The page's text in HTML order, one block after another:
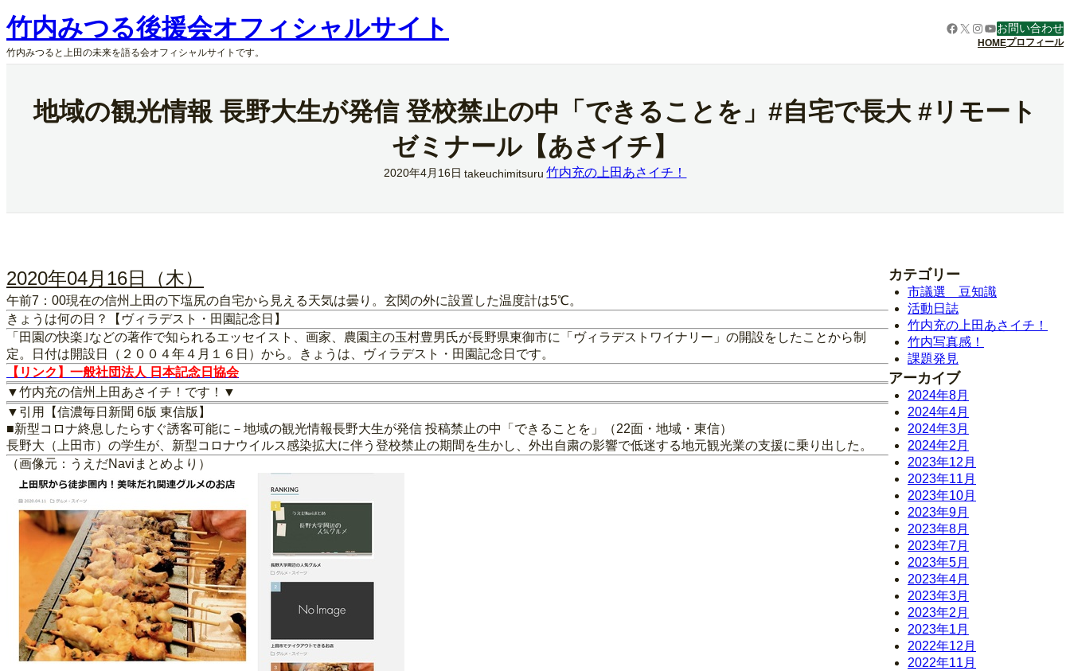
内
容
を
ス
竹内みつる後援会オフィシャルサイト
竹内みつると上田の未来を語る会オフィシャルサイトです。
Facebook
X Instagram
YouTube
お問い合わせ
HOMEプロフィール
地域の観光情報 長野大生が発信 登校禁止の中「できることを」#自宅で長大 #リモート
ゼミナール【あさイチ】
2020年4月16日 takeuchimitsuru 竹内充の上田あさイチ！
2020年04月16日（木）
午前7：00現在の信州上田の下塩尻の自宅から見える天気は曇り。玄関の外に設置した温度計は5℃。
きょうは何の日？【ヴィラデスト・田園記念日】
「田園の快楽｣などの著作で知られるエッセイスト、画家、農園主の玉村豊男氏が長野県東御市に「ヴィラデストワイナリー」の開設をしたことから制
定。日付は開設日（２００４年４月１６日）から。きょうは、ヴィラデスト・田園記念日です。
【リンク】一般社団法人 日本記念日協会
▼竹内充の信州上田あさイチ！です！▼
▼引用【信濃毎日新聞 6版 東信版】
■新型コロナ終息したらすぐ誘客可能に－地域の観光情報長野大生が発信 投稿禁止の中「できることを」（22面・地域・東信）
長野大（上田市）の学生が、新型コロナウイルス感染拡大に伴う登校禁止の期間を生かし、外出自粛の影響で低迷する地元観光業の支援に乗り出した。
（画像元：うえだNaviまとめより）
カテゴリー
市議選 豆知識
活動日誌
竹内充の上田あさイチ！
竹内写真感！
課題発見
アーカイブ
2024年8月
2024年4月
2024年3月
2024年2月
2023年12月
2023年11月
2023年10月
2023年9月
2023年8月
2023年7月
2023年5月
2023年4月
2023年3月
2023年2月
2023年1月
2022年12月
2022年11月